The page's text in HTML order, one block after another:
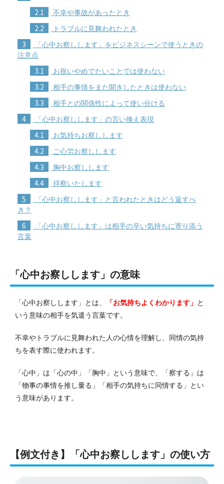
2.1 不幸や事故があったとき
2.2 トラブルに見舞われたとき
3
「心中お察しします」をビジネスシーンで使うときの
注意点
3.1 お祝いやめでたいことでは使わない
3.2 相手の事情をまた聞きしたときは使わない
3.3 相手との関係性によって使い分ける
4 「心中お察しします」の言い換え表現
4.1 お気持ちお察しします
4.2 ご心労お察しします
4.3 胸中お察しします
4.4 拝察いたします
5
「心中お察しします」と言われたときはどう返すべ
き？
6
「心中お察しします」は相手の辛い気持ちに寄り添う
言葉
「心中お察しします」の意味
「心中お察しします」とは、 「お気持ちよくわかります」 と
いう意味の相手を気遣う言葉です。
不幸やトラブルに見舞われた人の心情を理解し、同情の気持
ちを表す際に使われます。
「心中」は「心の中」「胸中」という意味で、「察する」は
「物事の事情を推し量る」「相手の気持ちに同情する」とい
う意味があります。
【例文付き】「心中お察しします」の使い方